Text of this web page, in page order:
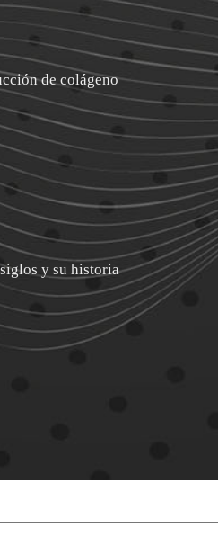
de colágeno
y su historia